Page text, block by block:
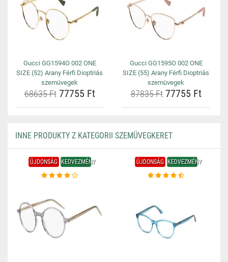
Gucci GG1594O 002 ONE
SIZE (52) Arany Férfi Dioptriás
szemüvegek
68635 Ft77755 Ft
Gucci GG1595O 002 ONE
SIZE (55) Arany Férfi Dioptriás
szemüvegek
87835 Ft77755 Ft
INNE PRODUKTY Z KATEGORII SZEMÜVEGKERET
ÚJDONSÁG KEDVEZMÉNY ÚJDONSÁG KEDVEZMÉNY